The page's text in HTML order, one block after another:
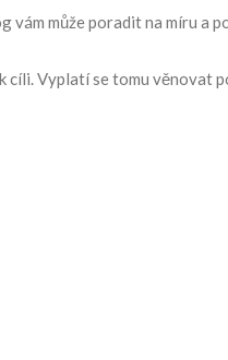
vám může poradit na míru a
cíli. Vyplatí se tomu věnovat